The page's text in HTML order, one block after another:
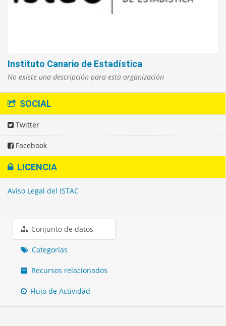
Instituto Canario de Estadística
No existe una descripción para esta organización
SOCIAL
Twitter
Facebook
LICENCIA
Aviso Legal del ISTAC
Conjunto de datos
Categorías
Recursos relacionados
Flujo de Actividad